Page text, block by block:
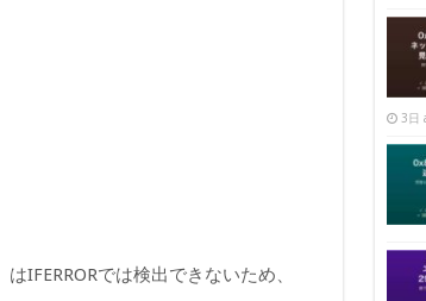
はIFERRORでは検出できないため、
3日